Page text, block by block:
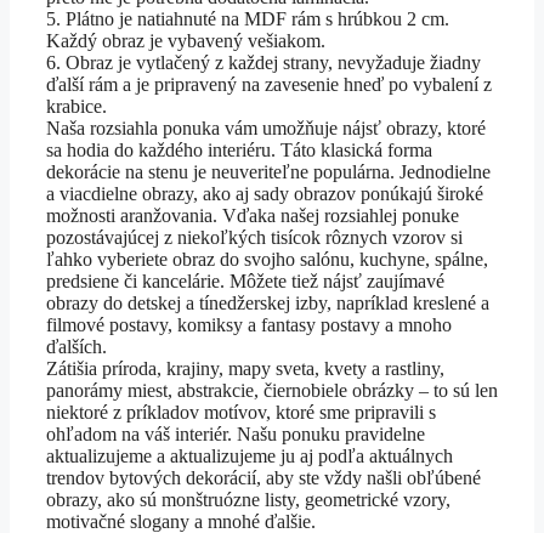
5. Plátno je natiahnuté na MDF rám s hrúbkou 2 cm.
Každý obraz je vybavený vešiakom.
6. Obraz je vytlačený z každej strany, nevyžaduje žiadny
ďalší rám a je pripravený na zavesenie hneď po vybalení z
krabice.
Naša rozsiahla ponuka vám umožňuje nájsť obrazy, ktoré
sa hodia do každého interiéru. Táto klasická forma
dekorácie na stenu je neuveriteľne populárna. Jednodielne
a viacdielne obrazy, ako aj sady obrazov ponúkajú široké
možnosti aranžovania. Vďaka našej rozsiahlej ponuke
pozostávajúcej z niekoľkých tisícok rôznych vzorov si
ľahko vyberiete obraz do svojho salónu, kuchyne, spálne,
predsiene či kancelárie. Môžete tiež nájsť zaujímavé
obrazy do detskej a tínedžerskej izby, napríklad kreslené a
filmové postavy, komiksy a fantasy postavy a mnoho
ďalších.
Zátišia príroda, krajiny, mapy sveta, kvety a rastliny,
panorámy miest, abstrakcie, čiernobiele obrázky – to sú len
niektoré z príkladov motívov, ktoré sme pripravili s
ohľadom na váš interiér. Našu ponuku pravidelne
aktualizujeme a aktualizujeme ju aj podľa aktuálnych
trendov bytových dekorácií, aby ste vždy našli obľúbené
obrazy, ako sú monštruózne listy, geometrické vzory,
motivačné slogany a mnohé ďalšie.